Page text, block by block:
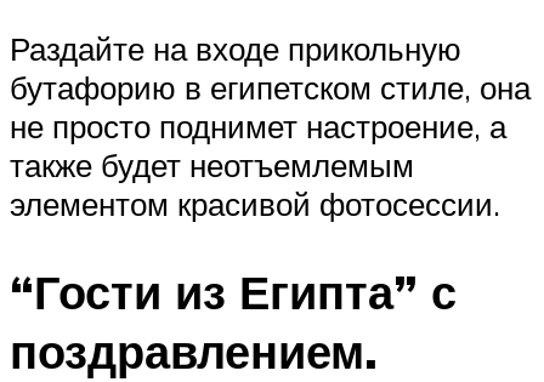
Раздайте на входе прикольную
бутафорию в египетском стиле, она
не просто поднимет настроение, а
также будет неотъемлемым
элементом красивой фотосессии.
“Гости из Египта” с
поздравлением.